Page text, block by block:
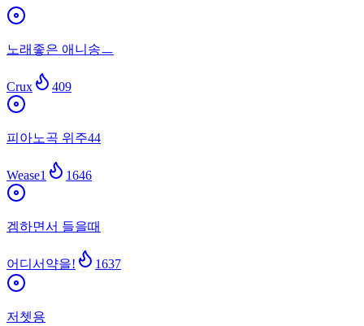
노래좋은 애니송ㅡ
Crux 409
피아노곡 위주44
Wease1 1646
겜하면서 들을때
어디서약을! 1637
저쳇용